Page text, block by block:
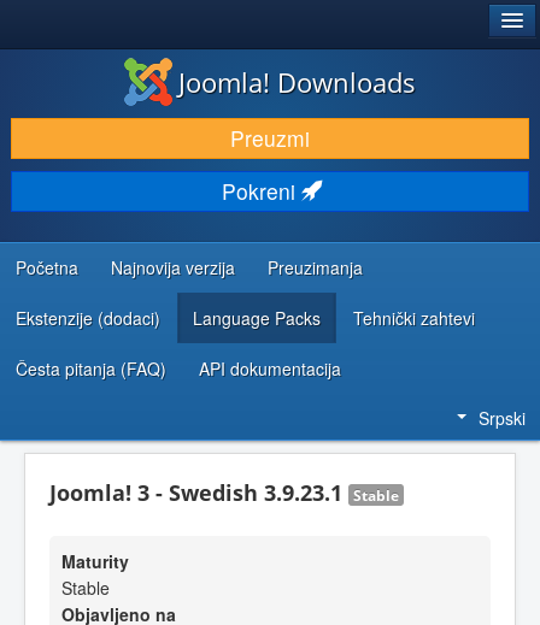
PREUZIMANJE I PROŠIRENJA (EKSTENZIJE)
OTKRIJTE I NAUČITE
ZAJEDNICA I PODRŠKA
RESURSI ZA RAZVOJ
Joomla! Downloads
Preuzmi
Pokreni
Početna Najnovija verzija Preuzimanja
Ekstenzije (dodaci) Language Packs Tehnički zahtevi
Česta pitanja (FAQ) API dokumentacija
Srpski
Joomla! 3 - Swedish 3.9.23.1 Stable
Maturity
Stable
Objavljeno na